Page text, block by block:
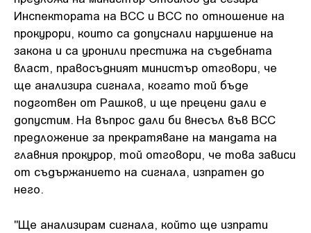
Инспектората на ВСС и ВСС по отношение на
прокурори, които са допуснали нарушение на
закона и са уронили престижа на съдебната
власт, правосъдният министър отговори, че
ще анализира сигнала, когато той бъде
подготвен от Рашков, и ще прецени дали е
допустим. На въпрос дали би внесъл във ВСС
предложение за прекратяване на мандата на
главния прокурор, той отговори, че това зависи
от съдържанието на сигнала, изпратен до
него.
"Ще анализирам сигнала, който ще изпрати